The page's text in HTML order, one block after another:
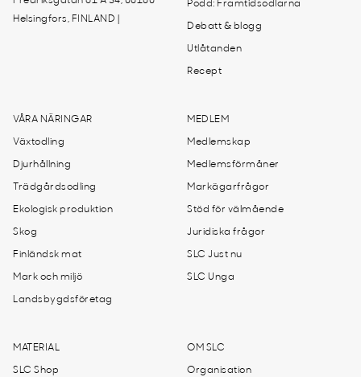
Helsingfors, FINLAND |
Podd: Framtidsodlarna
Debatt & blogg
Utlåtanden
Recept
VÅRA NÄRINGAR
Växtodling
Djurhållning
Trädgårdsodling
Ekologisk produktion
Skog
Finländsk mat
Mark och miljö
Landsbygdsföretag
MEDLEM
Medlemskap
Medlemsförmåner
Markägarfrågor
Stöd för välmående
Juridiska frågor
SLC Just nu
SLC Unga
MATERIAL
SLC Shop
OM SLC
Organisation